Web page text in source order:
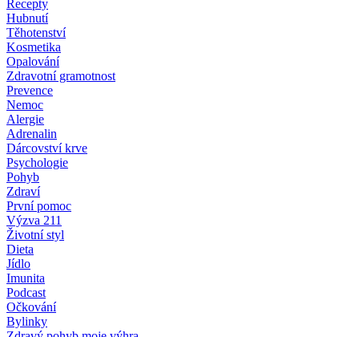
Recepty
Hubnutí
Těhotenství
Kosmetika
Opalování
Zdravotní gramotnost
Prevence
Nemoc
Alergie
Adrenalin
Dárcovství krve
Psychologie
Pohyb
Zdraví
První pomoc
Výzva 211
Životní styl
Dieta
Jídlo
Imunita
Podcast
Očkování
Bylinky